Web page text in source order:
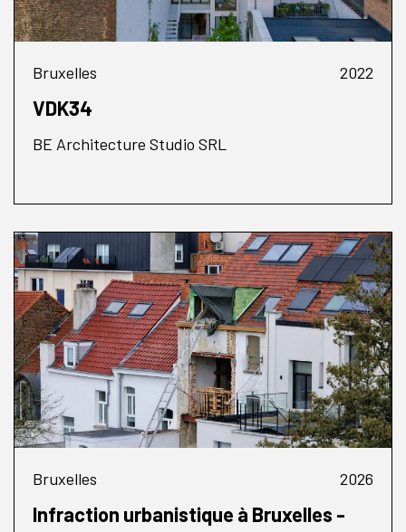
Bruxelles 2022
VDK34
BE Architecture Studio SRL
Bruxelles 2026
Infraction urbanistique à Bruxelles -